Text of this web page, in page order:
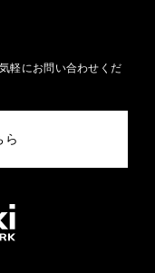
軽にお問い合わせくだ
ら